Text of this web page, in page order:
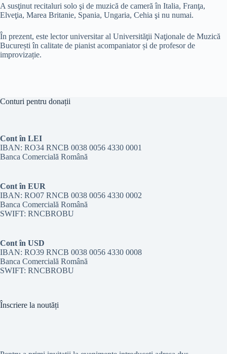
A susţinut recitaluri solo şi de muzică de cameră în Italia, Franţa,
Elveţia, Marea Britanie, Spania, Ungaria, Cehia şi nu numai.
În prezent, este lector universitar al Universităţii Naţionale de Muzică
București în calitate de pianist acompaniator și de profesor de
improvizație.
Conturi pentru donații
Cont în LEI
IBAN: RO34 RNCB 0038 0056 4330 0001
Banca Comercială Română
Cont în EUR
IBAN: RO07 RNCB 0038 0056 4330 0002
Banca Comercială Română
SWIFT: RNCBROBU
Cont în USD
IBAN: RO39 RNCB 0038 0056 4330 0008
Banca Comercială Română
SWIFT: RNCBROBU
Înscriere la noutăți